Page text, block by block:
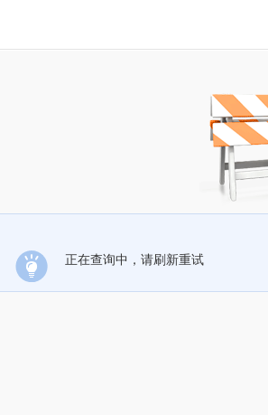
正在查询中，请刷新重试